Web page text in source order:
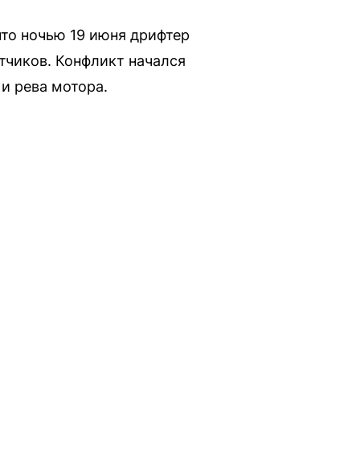
ночью 19 июня дрифтер
Конфликт начался
рева мотора.